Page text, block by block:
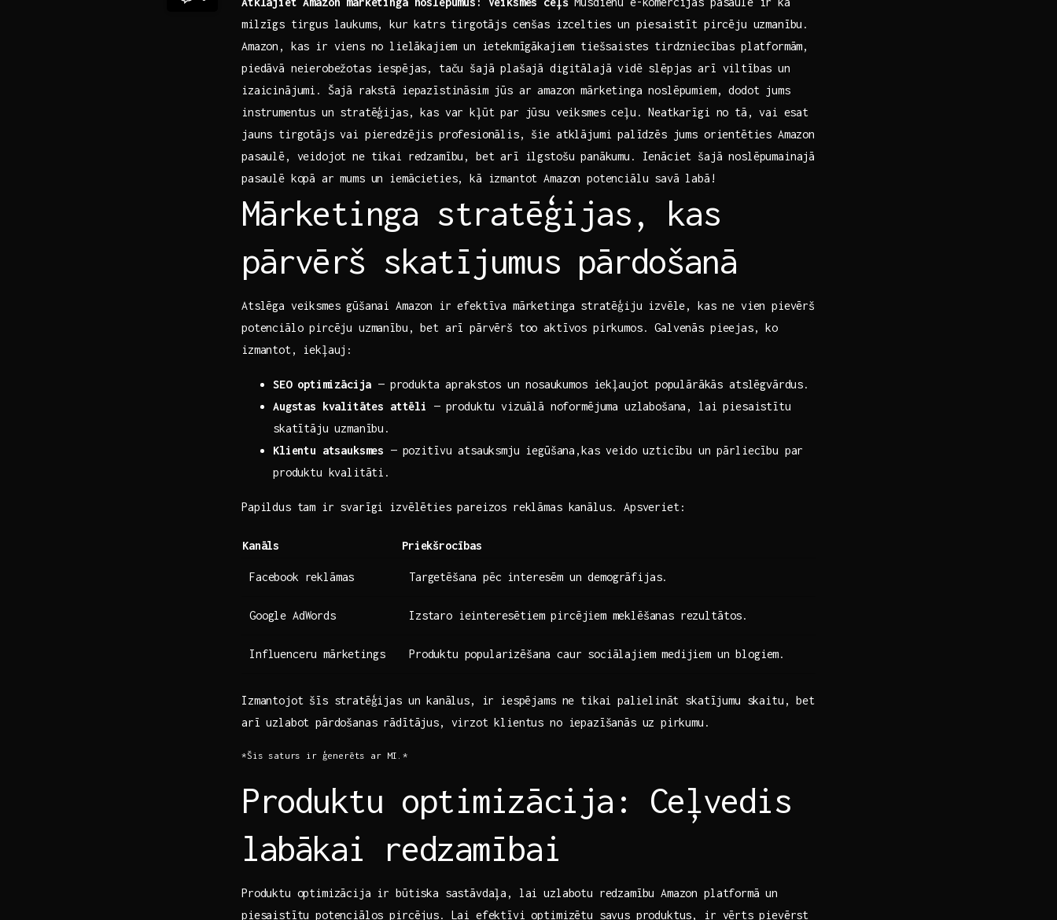
milzīgs tirgus laukums, ⁢kur katrs tirgotājs cenšas izcelties un piesaistīt pircēju uzmanību.⁣
Amazon, kas ir viens no ⁣lielākajiem un ietekmīgākajiem tiešsaistes tirdzniecības platformām,
piedāvā neierobežotas iespējas, taču šajā plašajā digitālajā vidē slēpjas arī viltības un
izaicinājumi. Šajā rakstā iepazīstināsim jūs ar amazon mārketinga noslēpumiem, dodot jums
instrumentus un stratēģijas, kas var kļūt par ‌jūsu ⁢veiksmes ceļu. Neatkarīgi no tā, ⁢vai esat‍
jauns tirgotājs vai pieredzējis profesionālis, šie atklājumi⁢ palīdzēs jums orientēties Amazon​
pasaulē, veidojot ne tikai redzamību, bet arī ilgstošu panākumu. Ienāciet šajā noslēpumainajā
pasaulē kopā ar mums un iemācieties, kā izmantot Amazon potenciālu savā labā!
Mārketinga stratēģijas, kas
pārvērš skatījumus⁤ pārdošanā
Atslēga veiksmes gūšanai Amazon ir efektīva mārketinga ⁤stratēģiju izvēle, kas ne vien pievērš
potenciālo pircēju uzmanību, bet arī pārvērš too aktīvos pirkumos. Galvenās pieejas, ko‍
izmantot, iekļauj:
SEO ⁢optimizācija — produkta ‍aprakstos un nosaukumos iekļaujot populārākās atslēgvārdus.
Augstas kvalitātes ‌attēli
— produktu vizuālā noformējuma uzlabošana, lai piesaistītu⁢
skatītāju uzmanību.
Klientu atsauksmes — pozitīvu atsauksmju iegūšana,kas ​veido uzticību un pārliecību par‍
produktu kvalitāti.
Papildus tam ir svarīgi izvēlēties pareizos reklāmas kanālus. Apsveriet:
Kanāls Priekšrocības
Facebook reklāmas Targetēšana pēc interesēm un demogrāfijas.
Google AdWords Izstaro ieinteresētiem‍ pircējiem⁤ meklēšanas rezultātos.
Influenceru mārketings Produktu popularizēšana caur ⁢sociālajiem medijiem un blogiem.
Izmantojot šīs stratēģijas un⁢ kanālus, ir‌ iespējams ne tikai⁢ palielināt skatījumu skaitu, bet
arī uzlabot pārdošanas rādītājus, virzot klientus no iepazīšanās uz ⁣pirkumu.
*Šis saturs ir ģenerēts ar⁢ MI.*
Produktu optimizācija: Ceļvedis
labākai redzamībai
Produktu optimizācija ir būtiska sastāvdaļa,​ lai uzlabotu redzamību Amazon platformā⁣ un
piesaistītu potenciālos pircējus. Lai efektīvi optimizētu savus produktus, ir vērts ⁤pievērst